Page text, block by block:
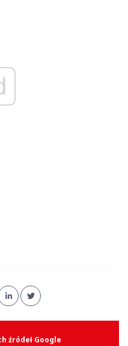
źródeł Google